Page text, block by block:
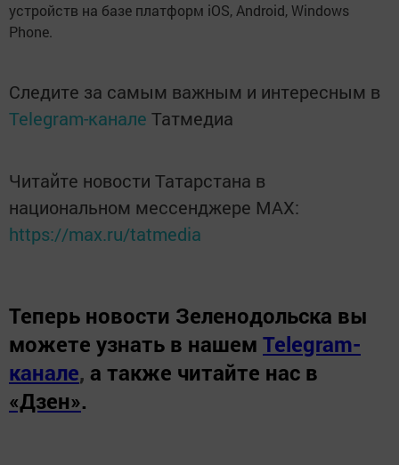
устройств на базе платформ iOS, Android, Windows
Phone.
Следите за самым важным и интересным в
Telegram-канале Татмедиа
Читайте новости Татарстана в
национальном мессенджере MАХ:
https://max.ru/tatmedia
Теперь новости Зеленодольска вы
можете узнать в нашем Telegram-
канале, а также читайте нас в
«Дзен».